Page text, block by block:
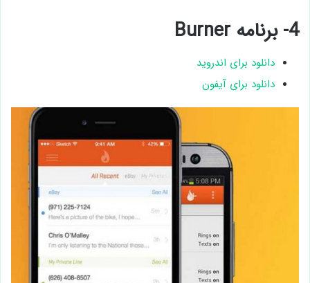
4- برنامه Burner
دانلود برای اندروید
دانلود برای آیفون